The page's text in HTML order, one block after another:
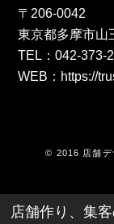
〒206-0042
東京都多摩市山
TEL：042-373-
WEB： https://
© 2016 店舗デ
店舗作り、集